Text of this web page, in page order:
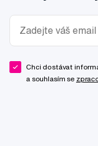
Chci dostávat
a souhlasím se